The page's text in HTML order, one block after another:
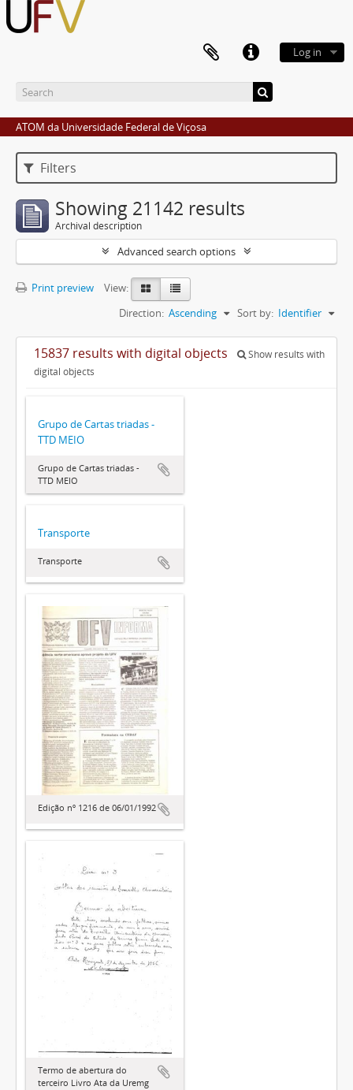
Log in
ATOM da Universidade Federal de Viçosa
Filters
Showing 21142 results
Archival description
Advanced search options
Print preview
View:
Sort by: Identifier
Direction: Ascending
15837 results with digital objects
Show results with
digital objects
Grupo de Cartas triadas -
TTD MEIO
Grupo de Cartas triadas -
TTD MEIO
Transporte
Transporte
Edição nº 1216 de 06/01/1992
Termo de abertura do
terceiro Livro Ata da Uremg